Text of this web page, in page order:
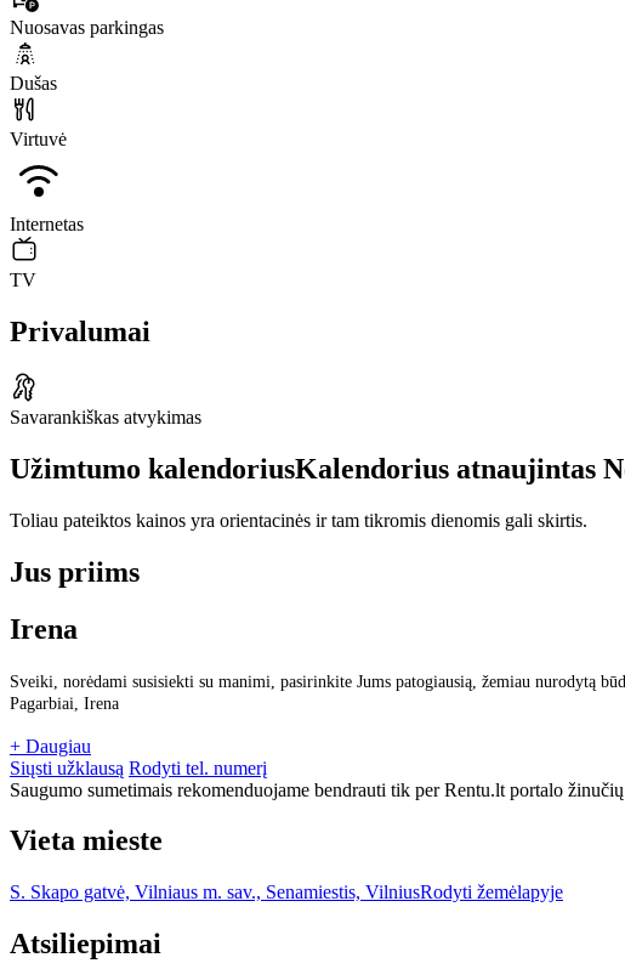
Nuosavas parkingas
Dušas
Virtuvė
Internetas
TV
Privalumai
Savarankiškas atvykimas
Užimtumo kalendoriusKalendorius atnaujintas
Toliau pateiktos kainos yra orientacinės ir tam tikromis dienomis gali skirtis.
Jus priims
Irena
Sveiki, norėdami susisiekti su manimi, pasirinkite Jums patogiausią, žemiau nurodytą
Pagarbiai, Irena
+ Daugiau
Siųsti užklausą Rodyti tel. numerį
Saugumo sumetimais rekomenduojame bendrauti tik per Rentu.lt portalo žinučių
Vieta mieste
S. Skapo gatvė, Vilniaus m. sav., Senamiestis, VilniusRodyti žemėlapyje
Atsiliepimai